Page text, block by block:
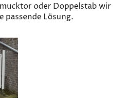
oder Doppelstab wir
passende Lösung.